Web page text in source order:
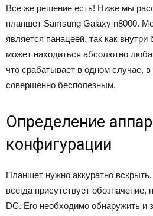
Все же решение есть! Ниже мы
планшет Samsung Galaxy n8000.
является панацеей, так как внутри
может находиться абсолютно
что срабатывает в одном случае, в
совершенно бесполезным.
Определение
конфигурации
Планшет нужно аккуратно
всегда присутствует
DC. Его необходимо обнаружить и